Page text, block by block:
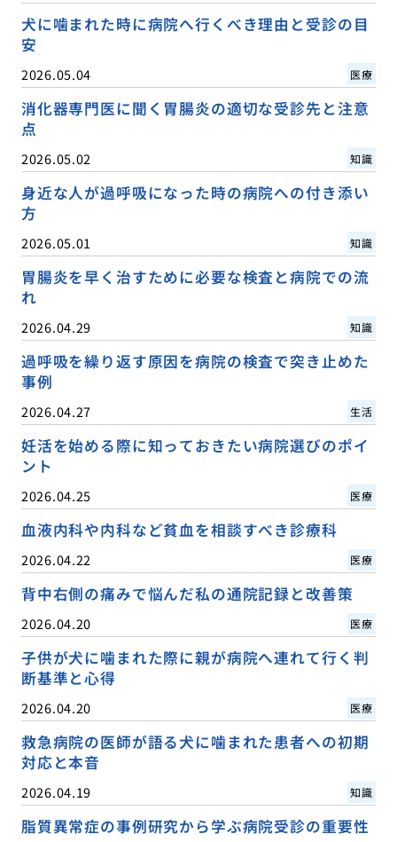
犬に噛まれた時に病院へ行くべき理由と受診の目
安
2026.05.04 医療
消化器専門医に聞く胃腸炎の適切な受診先と注意
点
2026.05.02 知識
身近な人が過呼吸になった時の病院への付き添い
方
2026.05.01 知識
胃腸炎を早く治すために必要な検査と病院での流
れ
2026.04.29 知識
過呼吸を繰り返す原因を病院の検査で突き止めた
事例
2026.04.27 生活
妊活を始める際に知っておきたい病院選びのポイ
ント
2026.04.25 医療
血液内科や内科など貧血を相談すべき診療科
2026.04.22 医療
背中右側の痛みで悩んだ私の通院記録と改善策
2026.04.20 医療
子供が犬に噛まれた際に親が病院へ連れて行く判
断基準と心得
2026.04.20 医療
救急病院の医師が語る犬に噛まれた患者への初期
対応と本音
2026.04.19 知識
脂質異常症の事例研究から学ぶ病院受診の重要性